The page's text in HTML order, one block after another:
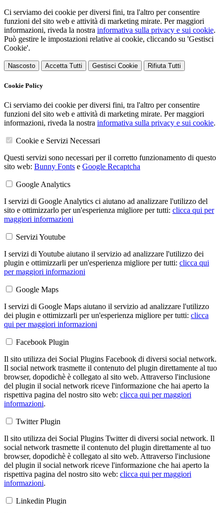
Ci serviamo dei cookie per diversi fini, tra l'altro per consentire
funzioni del sito web e attività di marketing mirate. Per maggiori
informazioni, riveda la nostra informativa sulla privacy e sui cookie.
Può gestire le impostazioni relative ai cookie, cliccando su 'Gestisci
Cookie'.
Nascosto Accetta Tutti Gestisci Cookie Rifiuta Tutti
Cookie Policy
Ci serviamo dei cookie per diversi fini, tra l'altro per consentire
funzioni del sito web e attività di marketing mirate. Per maggiori
informazioni, riveda la nostra informativa sulla privacy e sui cookie.
Cookie e Servizi Necessari
Questi servizi sono necessari per il corretto funzionamento di questo
sito web: Bunny Fonts e Google Recaptcha
Google Analytics
I servizi di Google Analytics ci aiutano ad analizzare l'utilizzo del
sito e ottimizzarlo per un'esperienza migliore per tutti: clicca qui per
maggiori informazioni
Servizi Youtube
I servizi di Youtube aiutano il servizio ad analizzare l'utilizzo dei
plugin e ottimizzarli per un'esperienza migliore per tutti: clicca qui
per maggiori informazioni
Google Maps
I servizi di Google Maps aiutano il servizio ad analizzare l'utilizzo
dei plugin e ottimizzarli per un'esperienza migliore per tutti: clicca
qui per maggiori informazioni
Facebook Plugin
Il sito utilizza dei Social Plugins Facebook di diversi social network.
Il social network trasmette il contenuto del plugin direttamente al tuo
browser, dopodichè è collegato al sito web. Attraverso l'inclusione
del plugin il social network riceve l'informazione che hai aperto la
rispettiva pagina del nostro sito web: clicca qui per maggiori
informazioni.
Twitter Plugin
Il sito utilizza dei Social Plugins Twitter di diversi social network. Il
social network trasmette il contenuto del plugin direttamente al tuo
browser, dopodichè è collegato al sito web. Attraverso l'inclusione
del plugin il social network riceve l'informazione che hai aperto la
rispettiva pagina del nostro sito web: clicca qui per maggiori
informazioni.
Linkedin Plugin